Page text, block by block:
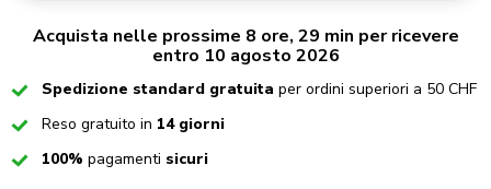
Acquista nelle prossime 8 ore, 29 min per ricevere
entro 10 agosto 2026
CheckedSpedizione standard gratuita per ordini superiori a 50 CHF
CheckedReso gratuito in 14 giorni
Checked
100% pagamenti sicuri